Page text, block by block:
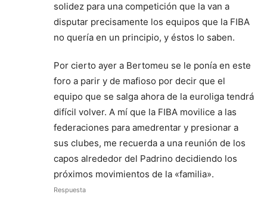
solidez para una competición que la van a
disputar precisamente los equipos que la FIBA
no quería en un principio, y éstos lo saben.
Por cierto ayer a Bertomeu se le ponía en este
foro a parir y de mafioso por decir que el
equipo que se salga ahora de la euroliga tendrá
difícil volver. A mí que la FIBA movilice a las
federaciones para amedrentar y presionar a
sus clubes, me recuerda a una reunión de los
capos alrededor del Padrino decidiendo los
próximos movimientos de la «familia».
Respuesta